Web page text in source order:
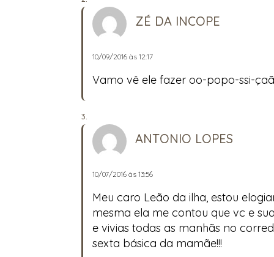
ZÉ DA INCOPE
10/09/2016 às 12:17
Vamo vê ele fazer oo-popo-ssi-
ANTONIO LOPES
10/07/2016 às 13:56
Meu caro Leão da ilha, estou
mesma ela me contou que vc e
e vivias todas as manhãs no
sexta básica da mamãe!!!